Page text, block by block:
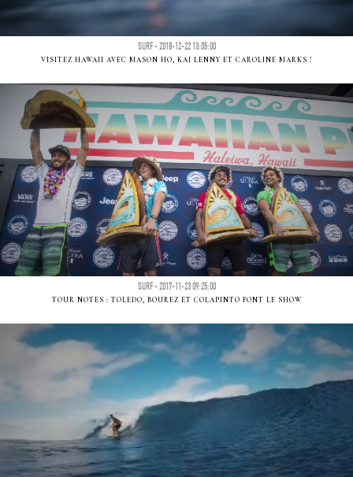
SURF - 2018-12-22 13:05:00
VISITEZ HAWAII AVEC MASON HO, KAI LENNY ET CAROLINE MARKS !
SURF - 2017-11-23 09:25:00
TOUR NOTES : TOLEDO, BOUREZ ET COLAPINTO FONT LE SHOW